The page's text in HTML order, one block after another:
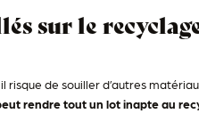
sur le
de souiller d’autres
rendre tout un lot inapte au